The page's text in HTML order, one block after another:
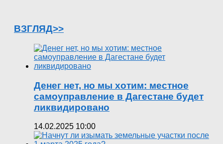
ВЗГЛЯД>>
Денег нет, но мы хотим: местное
самоуправление в Дагестане будет
ликвидировано
14.02.2025 10:00